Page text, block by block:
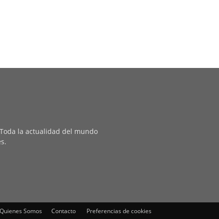
la actualidad del mundo
Quienes Somos Contacto Preferencias de cookies